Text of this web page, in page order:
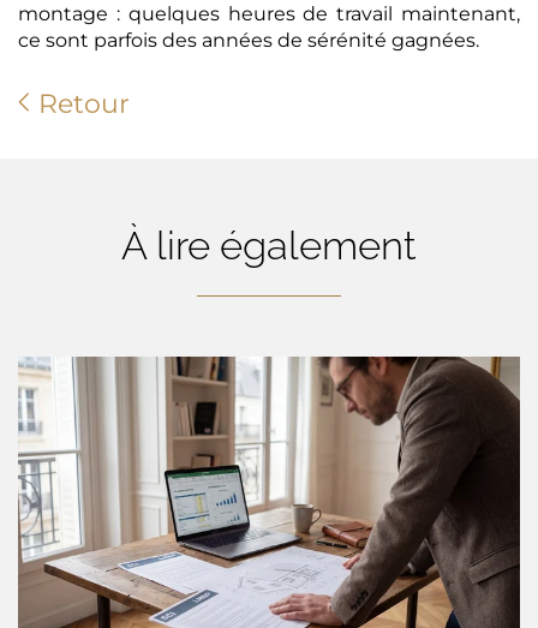
montage : quelques heures de travail maintenant,
ce sont parfois des années de sérénité gagnées.
Retour
À lire également